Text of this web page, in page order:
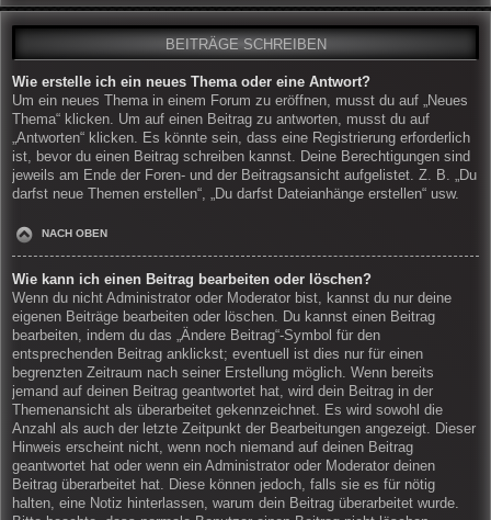
BEITRÄGE SCHREIBEN
Wie erstelle ich ein neues Thema oder eine Antwort?
Um ein neues Thema in einem Forum zu eröffnen, musst du auf „Neues
Thema“ klicken. Um auf einen Beitrag zu antworten, musst du auf
„Antworten“ klicken. Es könnte sein, dass eine Registrierung erforderlich
ist, bevor du einen Beitrag schreiben kannst. Deine Berechtigungen sind
jeweils am Ende der Foren- und der Beitragsansicht aufgelistet. Z. B. „Du
darfst neue Themen erstellen“, „Du darfst Dateianhänge erstellen“ usw.
NACH OBEN
Wie kann ich einen Beitrag bearbeiten oder löschen?
Wenn du nicht Administrator oder Moderator bist, kannst du nur deine
eigenen Beiträge bearbeiten oder löschen. Du kannst einen Beitrag
bearbeiten, indem du das „Ändere Beitrag“-Symbol für den
entsprechenden Beitrag anklickst; eventuell ist dies nur für einen
begrenzten Zeitraum nach seiner Erstellung möglich. Wenn bereits
jemand auf deinen Beitrag geantwortet hat, wird dein Beitrag in der
Themenansicht als überarbeitet gekennzeichnet. Es wird sowohl die
Anzahl als auch der letzte Zeitpunkt der Bearbeitungen angezeigt. Dieser
Hinweis erscheint nicht, wenn noch niemand auf deinen Beitrag
geantwortet hat oder wenn ein Administrator oder Moderator deinen
Beitrag überarbeitet hat. Diese können jedoch, falls sie es für nötig
halten, eine Notiz hinterlassen, warum dein Beitrag überarbeitet wurde.